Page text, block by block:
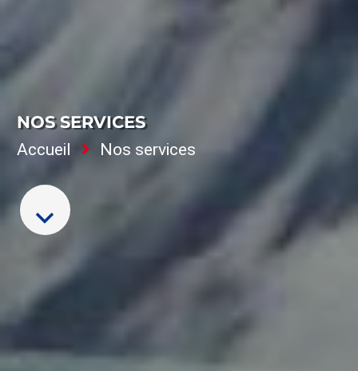
NOS SERVICES
Accueil Nos services